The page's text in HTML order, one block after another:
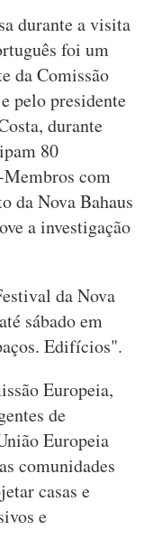
durante a visita
foi um
da Comissão
pelo presidente
durante
80
Membros com
da Nova Bahaus
a investigação
da Nova
sábado em
Edifícios".
Europeia,
de
Europeia
comunidades
casas e
e